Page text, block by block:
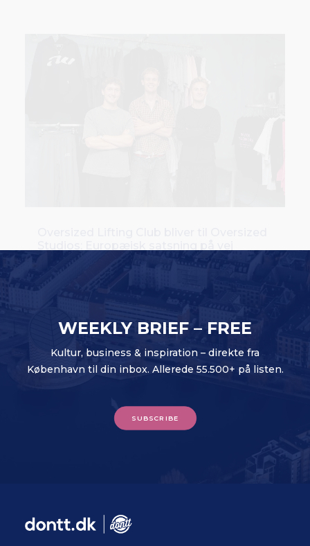
WEEKLY BRIEF – FREE
Kultur, business & inspiration – direkte fra
København til din inbox. Allerede 55.500+ på listen.
SUBSCRIBE